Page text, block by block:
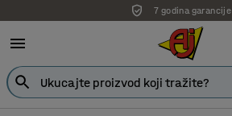
7 godina garancije